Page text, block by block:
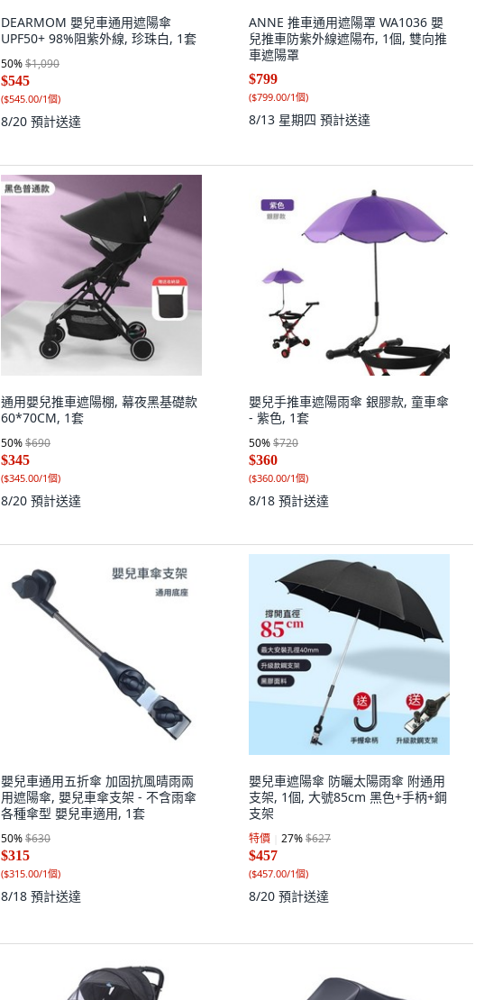
DEARMOM 嬰兒車通用遮陽傘
UPF50+ 98%阻紫外線, 珍珠白, 1套
50%$1,090
$545
($545.00/1個)
8/20 預計送達
ANNE 推車通用遮陽罩 WA1036 嬰
兒推車防紫外線遮陽布, 1個, 雙向推
車遮陽罩
$799
($799.00/1個)
8/13 星期四 預計送達
通用嬰兒推車遮陽棚, 幕夜黑基礎款
60*70CM, 1套
50%$690
$345
($345.00/1個)
8/20 預計送達
嬰兒手推車遮陽雨傘 銀膠款, 童車傘
- 紫色, 1套
50%$720
$360
($360.00/1個)
8/18 預計送達
嬰兒車通用五折傘 加固抗風晴雨兩
用遮陽傘, 嬰兒車傘支架 - 不含雨傘
各種傘型 嬰兒車適用, 1套
50%$630
$315
($315.00/1個)
8/18 預計送達
嬰兒車遮陽傘 防曬太陽雨傘 附通用
支架, 1個, 大號85cm 黑色+手柄+鋼
支架
特價 27%$627
$457
($457.00/1個)
8/20 預計送達